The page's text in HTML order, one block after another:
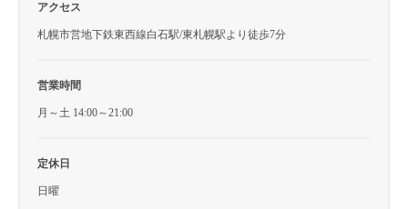
アクセス
札幌市営地下鉄東西線白石駅/東札幌駅より徒歩7分
営業時間
月～土 14:00～21:00
定休日
日曜